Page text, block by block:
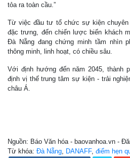
tỏa ra toàn cầu.”
Từ việc đầu tư tổ chức sự kiện chuyên
đặc trưng, đến chiến lược biến khách
Đà Nẵng đang chứng minh tầm nhìn
thông minh, linh hoạt, có chiều sâu.
Với định hướng đến năm 2045, thành
định vị thế trung tâm sự kiện - trải
châu Á.
Nguồn: Báo Văn hóa - baovanhoa.vn -
Từ khóa: Đà Nẵng DANAFF, điểm hẹn